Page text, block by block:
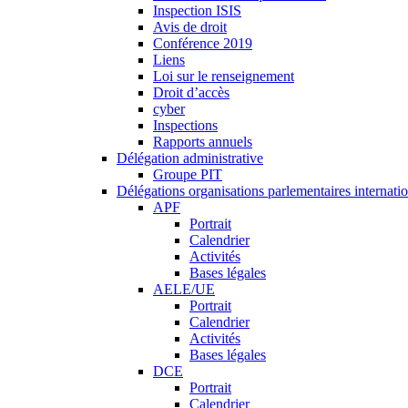
Inspection ISIS
Avis de droit
Conférence 2019
Liens
Loi sur le renseignement
Droit d’accès
cyber
Inspections
Rapports annuels
Délégation administrative
Groupe PIT
Délégations organisations parlementaires
APF
Portrait
Calendrier
Activités
Bases légales
AELE/UE
Portrait
Calendrier
Activités
Bases légales
DCE
Portrait
Calendrier